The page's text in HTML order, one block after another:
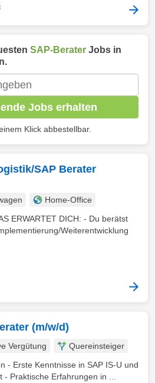
SAP-Berater Jobs in
Jobs erhalten
Klick abbestellbar.
SAP Berater
Home-Office
ERWARTET DICH: - Du berätst
Weiterentwicklung
(m/w/d)
Vergütung
Quereinsteiger
- Erste Kenntnisse in SAP IS-U und
Praktische Erfahrungen in ...